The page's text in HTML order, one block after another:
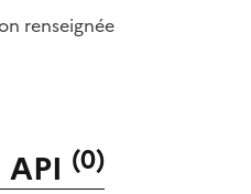
renseignée
(0)